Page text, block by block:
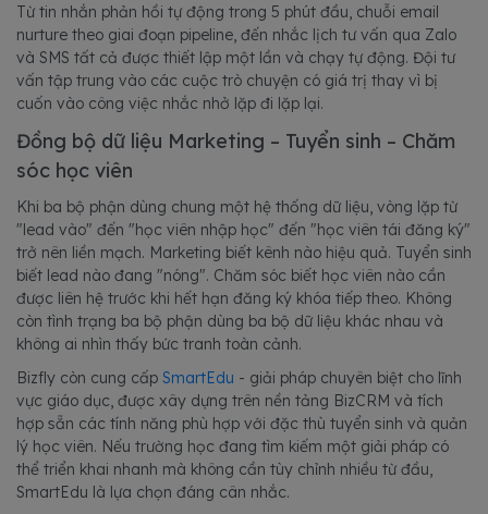
Từ tin nhắn phản hồi tự động trong 5 phút đầu, chuỗi email
nurture theo giai đoạn pipeline, đến nhắc lịch tư vấn qua Zalo
và SMS tất cả được thiết lập một lần và chạy tự động. Đội tư
vấn tập trung vào các cuộc trò chuyện có giá trị thay vì bị
cuốn vào công việc nhắc nhở lặp đi lặp lại.
Đồng bộ dữ liệu Marketing – Tuyển sinh – Chăm
sóc học viên
Khi ba bộ phận dùng chung một hệ thống dữ liệu, vòng lặp từ
"lead vào" đến "học viên nhập học" đến "học viên tái đăng ký"
trở nên liền mạch. Marketing biết kênh nào hiệu quả. Tuyển sinh
biết lead nào đang "nóng". Chăm sóc biết học viên nào cần
được liên hệ trước khi hết hạn đăng ký khóa tiếp theo. Không
còn tình trạng ba bộ phận dùng ba bộ dữ liệu khác nhau và
không ai nhìn thấy bức tranh toàn cảnh.
Bizfly còn cung cấp SmartEdu - giải pháp chuyên biệt cho lĩnh
vực giáo dục, được xây dựng trên nền tảng BizCRM và tích
hợp sẵn các tính năng phù hợp với đặc thù tuyển sinh và quản
lý học viên. Nếu trường học đang tìm kiếm một giải pháp có
thể triển khai nhanh mà không cần tùy chỉnh nhiều từ đầu,
SmartEdu là lựa chọn đáng cân nhắc.